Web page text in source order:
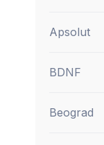
Apsolut
BDNF
Beograd